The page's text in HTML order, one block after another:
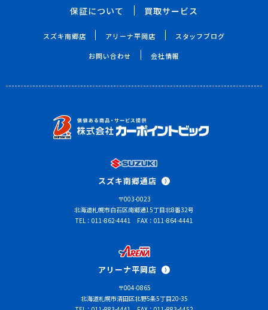
保証について
買取サービス
スズキ南郷店 アリーナ平岡店 スタッフブログ
お問い合わせ 会社情報
スズキ南郷通店
〒003-0023
北海道札幌市白石区南郷通15丁目北8番32号
TEL：011-862-4441
FAX：011-864-4441
アリーナ平岡店
〒004-0865
北海道札幌市清田区北野5条5丁目20-35